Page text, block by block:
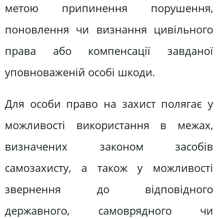
метою припинення порушення,
поновлення чи визнання цивільного
права або компенсації завданої
уповноваженій особі шкоди.
Для особи право на захист полягає у
можливості використання в межах,
визначених законом засобів
самозахисту, а також у можливості
звернення до відповідного
державного, самоврядного чи